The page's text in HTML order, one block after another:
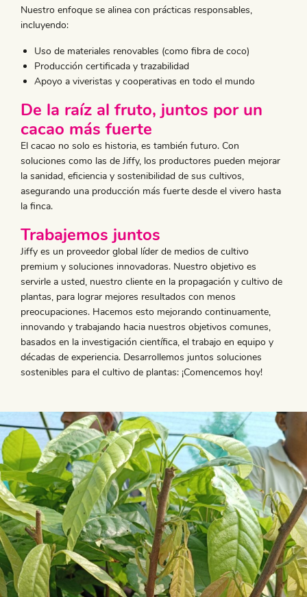
Nuestro enfoque se alinea con prácticas responsables,
incluyendo:
Uso de materiales renovables (como fibra de coco)
Producción certificada y trazabilidad
Apoyo a viveristas y cooperativas en todo el mundo
De la raíz al fruto, juntos por un
cacao más fuerte
El cacao no solo es historia, es también futuro. Con
soluciones como las de Jiffy, los productores pueden mejorar
la sanidad, eficiencia y sostenibilidad de sus cultivos,
asegurando una producción más fuerte desde el vivero hasta
la finca.
Trabajemos juntos
Jiffy es un proveedor global líder de medios de cultivo
premium y soluciones innovadoras. Nuestro objetivo es
servirle a usted, nuestro cliente en la propagación y cultivo de
plantas, para lograr mejores resultados con menos
preocupaciones. Hacemos esto mejorando continuamente,
innovando y trabajando hacia nuestros objetivos comunes,
basados en la investigación científica, el trabajo en equipo y
décadas de experiencia. Desarrollemos juntos soluciones
sostenibles para el cultivo de plantas: ¡Comencemos hoy!